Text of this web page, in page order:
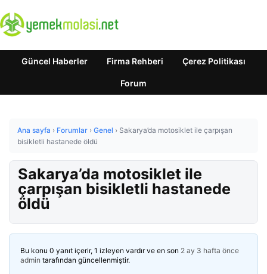
Güncel Haberler Firma Rehberi Çerez Politikası
Forum
Ana sayfa › Forumlar › Genel › Sakarya’da motosiklet ile çarpışan
bisikletli hastanede öldü
Sakarya’da motosiklet ile
çarpışan bisikletli hastanede
öldü
Bu konu 0 yanıt içerir, 1 izleyen vardır ve en son 2 ay 3 hafta önce
admin tarafından güncellenmiştir.